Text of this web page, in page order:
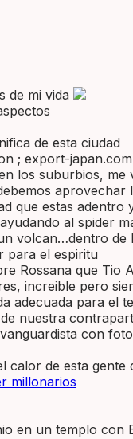
de mi vida
de esta ciudad
; export-japan.com
los suburbios, me
que estas
al spider
volcan…dentro
para el espiritu
Rossana que Tio
increible pero
adecuada para el
nuestra
con
calor de esta
millonarios
en un templo